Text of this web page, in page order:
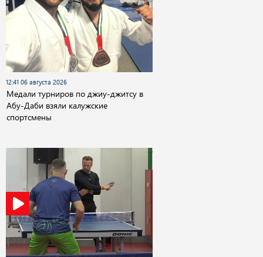
12:41 06 августа 2026
Медали турниров по джиу-джитсу в
Абу-Даби взяли калужские
спортсмены